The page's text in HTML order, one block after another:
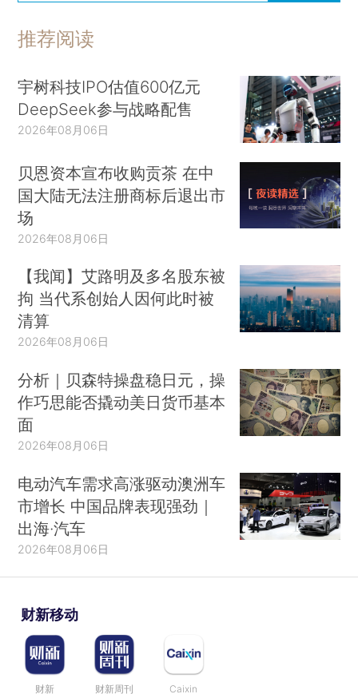
推荐阅读
宇树科技IPO估值600亿元
DeepSeek参与战略配售
2026年08月06日
贝恩资本宣布收购贡茶 在中
国大陆无法注册商标后退出市
场
2026年08月06日
【我闻】艾路明及多名股东被
拘 当代系创始人因何此时被
清算
2026年08月06日
分析｜贝森特操盘稳日元，操
作巧思能否撬动美日货币基本
面
2026年08月06日
电动汽车需求高涨驱动澳洲车
市增长 中国品牌表现强劲｜
出海·汽车
2026年08月06日
财新移动
财新 财新周刊 Caixin